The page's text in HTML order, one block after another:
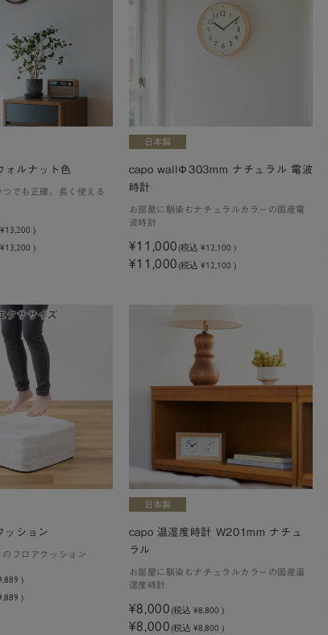
ォルナット色
でも正確。長く使える
¥13,200 )
)
capo wallΦ303mm ナチュラル 電波
時計
お部屋に馴染むナチュラルカラーの国産電
波時計
¥11,000 (税込¥12,100 )
¥11,000 (税込 ¥12,100 )
ッション
のフロアクッション
)
)
capo 温湿度時計 W201mm ナチュ
ラル
お部屋に馴染むナチュラルカラーの国産温
湿度時計
¥8,000 (税込 ¥8,800 )
¥8,000 (税込 ¥8,800 )